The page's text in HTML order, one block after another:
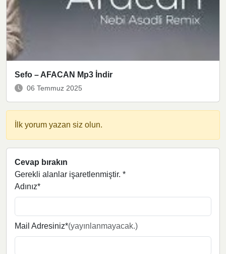
Sefo – AFACAN Mp3 İndir
06 Temmuz 2025
İlk yorum yazan siz olun.
Cevap bırakın
Gerekli alanlar işaretlenmiştir. *
Adınız*
Mail Adresiniz*(yayınlanmayacak.)